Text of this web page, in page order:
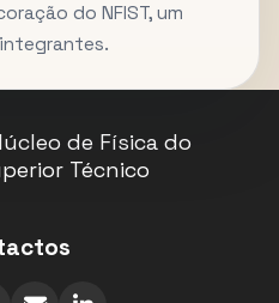
do NFIST, um
de Física do
Técnico